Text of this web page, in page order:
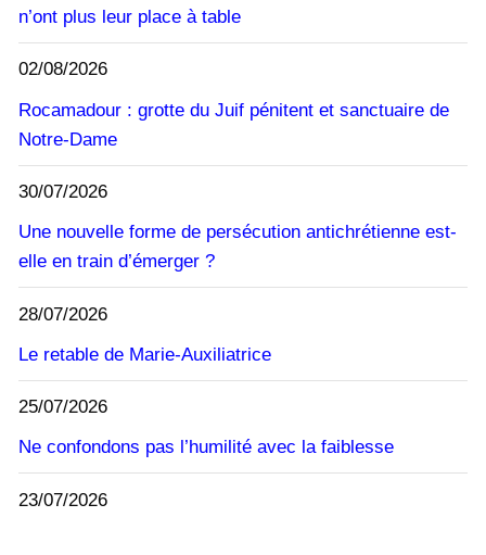
n’ont plus leur place à table
02/08/2026
Rocamadour : grotte du Juif pénitent et sanctuaire de
Notre-Dame
30/07/2026
Une nouvelle forme de persécution antichrétienne est-
elle en train d’émerger ?
28/07/2026
Le retable de Marie-Auxiliatrice
25/07/2026
Ne confondons pas l’humilité avec la faiblesse
23/07/2026